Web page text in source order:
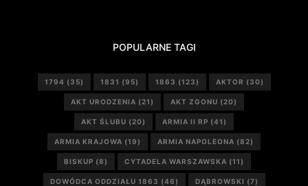
POPULARNE TAGI
1794 (35) 1831 (95) 1863 (123) AKTOR (30)
AKT URODZENIA (21) AKT ZGONU (20)
AKT ŚLUBU (20) ARMIA II RP (41)
ARMIA KRAJOWA (19) ARMIA NAPOLEONA (82)
BISKUP (8) CYTADELA WARSZAWSKA (11)
DOWÓDCA ODDZIAŁU 1863 (46) DĄBROWSKI (7)